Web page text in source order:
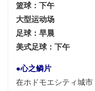
篮球：下午
大型运动场
足球：早晨
美式足球：下午
●心之鳞片
在ホドモエシティ城